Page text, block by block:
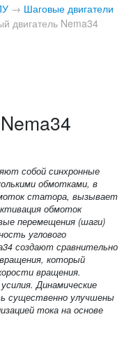
→ Шаговые двигатели
двигатель Nema34
собой синхронные
обмотками, в
статора, вызывает
обмоток
перемещения (шаги)
углового
создают сравнительно
который
вращения.
Динамические
существенно улучшены
тока на основе